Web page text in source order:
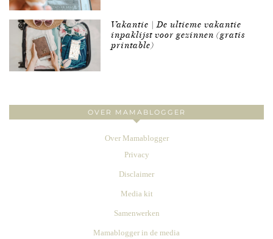
Vakantie | De ultieme vakantie
inpaklijst voor gezinnen (gratis
printable)
OVER MAMABLOGGER
Over Mamablogger
Privacy
Disclaimer
Media kit
Samenwerken
Mamablogger in de media